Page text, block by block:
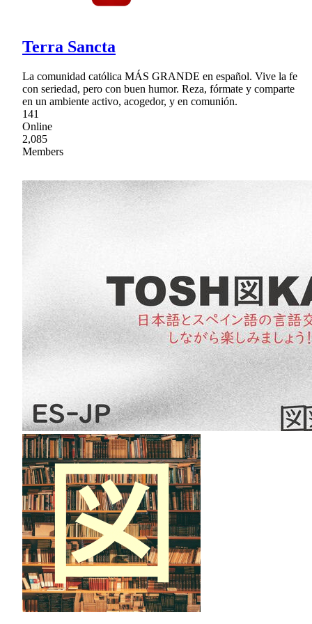
Terra Sancta
La comunidad católica MÁS GRANDE en español. Vive la fe
con seriedad, pero con buen humor. Reza, fórmate y comparte
en un ambiente activo, acogedor, y en comunión.
141
Online
2,085
Members